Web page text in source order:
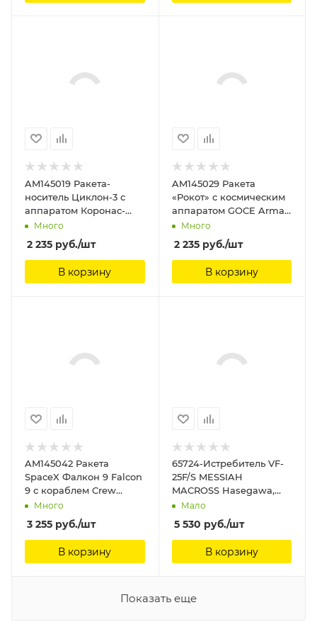
AM145019 Ракета-
носитель Циклон-3 с
аппаратом Коронас-
Фотон Arma Models
Много
2 235 руб./шт
В корзину
AM145029 Ракета
«Рокот» с космическим
аппаратом GOCE Arma
Models, 1/144
Много
2 235руб./шт
В корзину
AM145042 Ракета
SpaceX Фалкон 9 Falcon
9 с кораблем Crew
dragon Arma Models
Много
3 255 руб./шт
В корзину
65724-Истребитель VF-
25F/S MESSIAH
MACROSS Hasegawa,
1/72Мало
5 530 руб./шт
В корзину
Показать еще